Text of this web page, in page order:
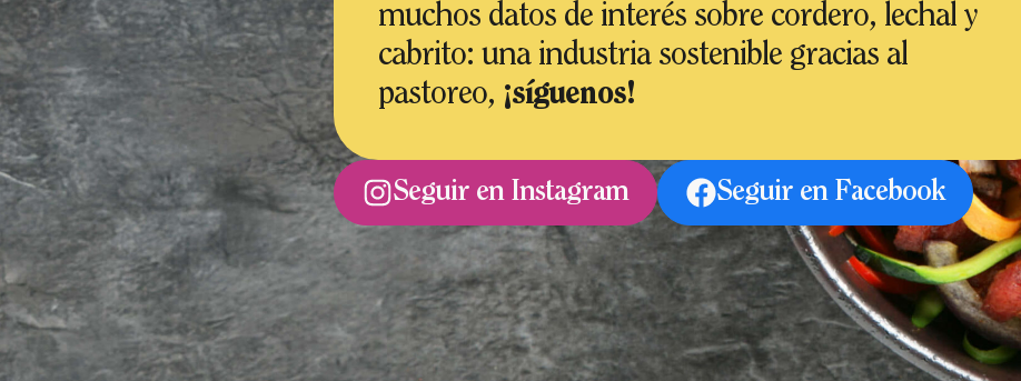
muchos datos de interés sobre cordero, lechal y
cabrito: una industria sostenible gracias al
pastoreo, ¡síguenos!
Seguir en Instagram Seguir en Facebook